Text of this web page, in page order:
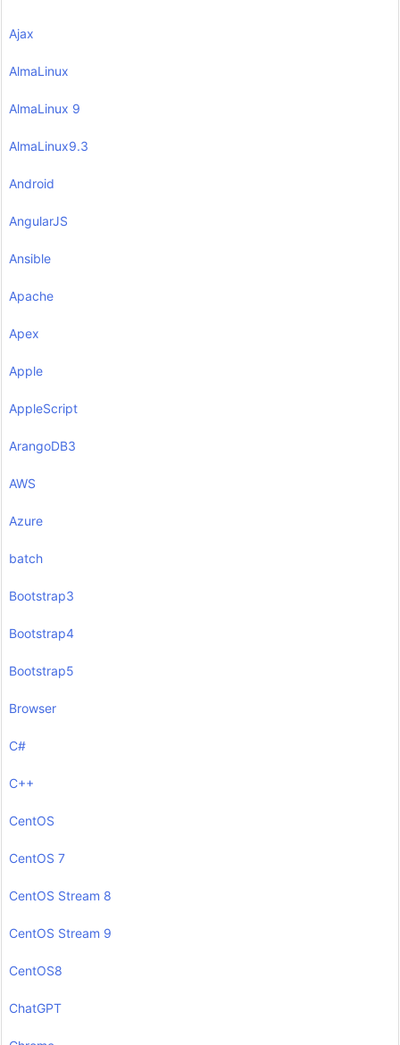
Ajax
AlmaLinux
AlmaLinux 9
AlmaLinux9.3
Android
AngularJS
Ansible
Apache
Apex
Apple
AppleScript
ArangoDB3
AWS
Azure
batch
Bootstrap3
Bootstrap4
Bootstrap5
Browser
C#
C++
CentOS
CentOS 7
CentOS Stream 8
CentOS Stream 9
CentOS8
ChatGPT